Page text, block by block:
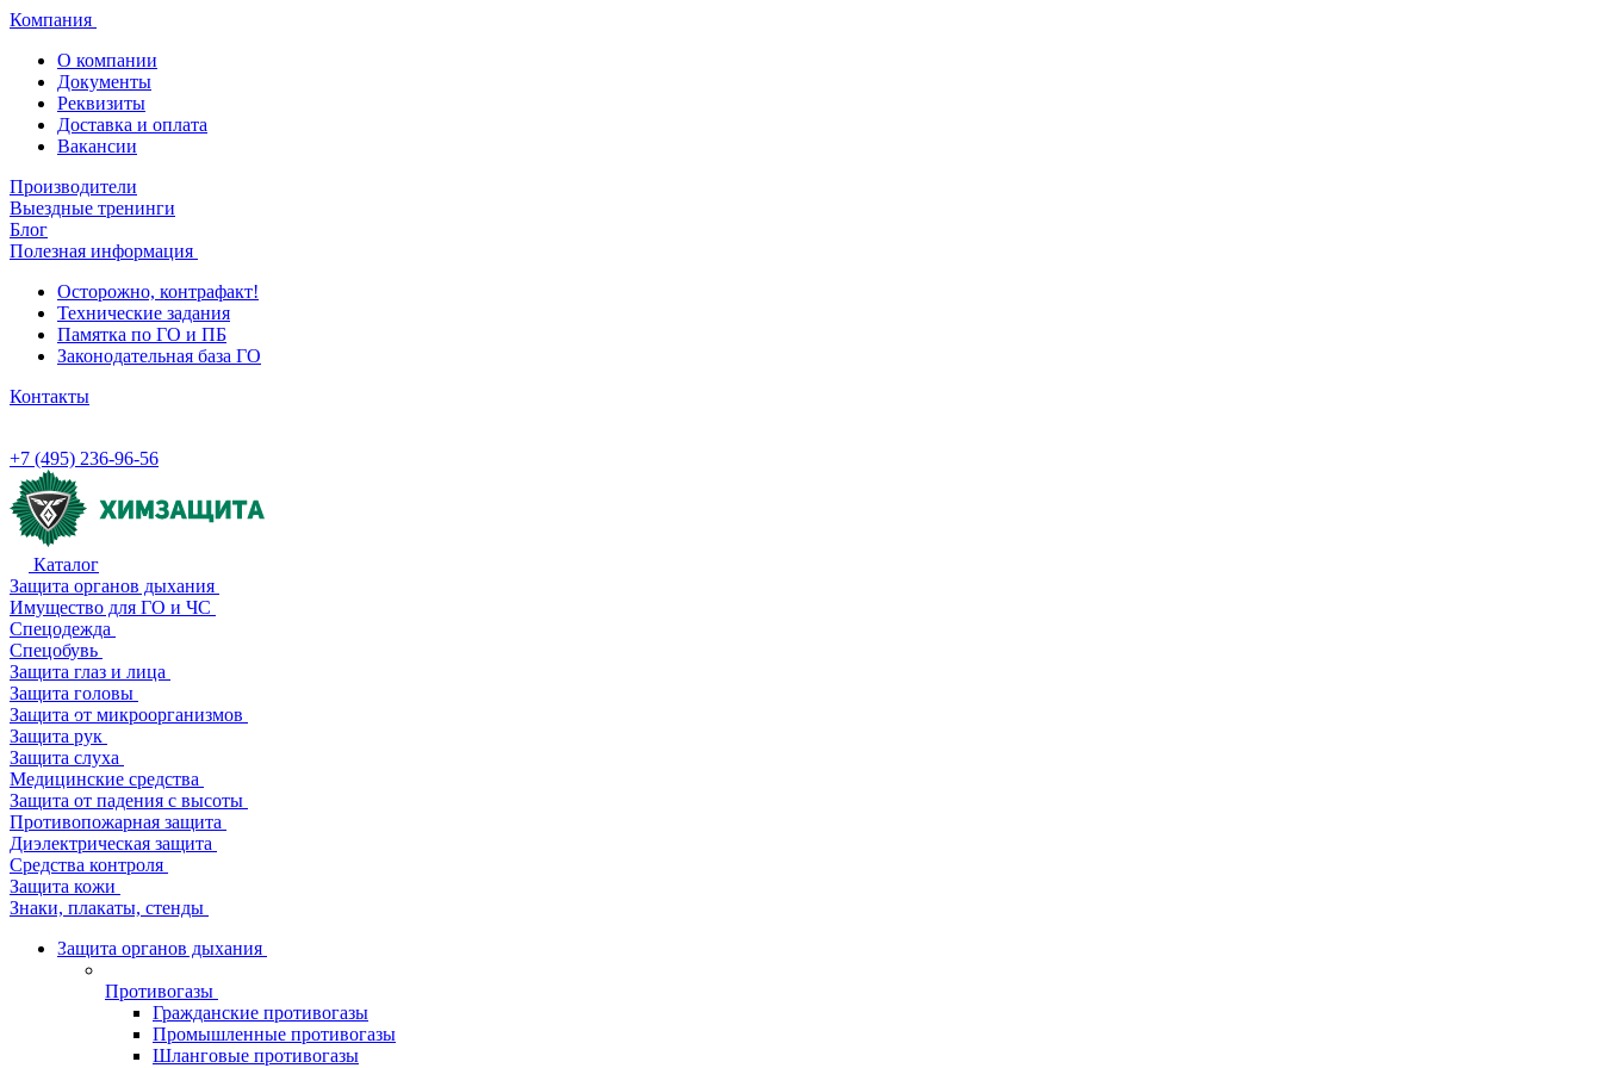
Компания
О компании
Документы
Реквизиты
Доставка и оплата
Вакансии
Производители
Выездные тренинги
Блог
Полезная информация
Осторожно, контрафакт!
Технические задания
Памятка по ГО и ПБ
Законодательная база ГО
Контакты
+7 (495) 236-96-56
Каталог
Защита органов дыхания
Имущество для ГО и ЧС
Спецодежда
Спецобувь
Защита глаз и лица
Защита головы
Защита от микроорганизмов
Защита рук
Защита слуха
Медицинские средства
Защита от падения с высоты
Противопожарная защита
Диэлектрическая защита
Средства контроля
Защита кожи
Знаки, плакаты, стенды
Защита органов дыхания
Противогазы
Гражданские противогазы
Промышленные противогазы
Шланговые противогазы